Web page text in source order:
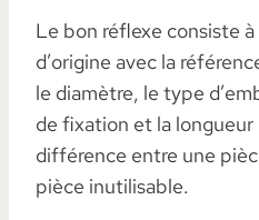
Le bon réflexe consiste
d’origine avec la
le diamètre, le type
de fixation et la
différence entre une
pièce inutilisable.